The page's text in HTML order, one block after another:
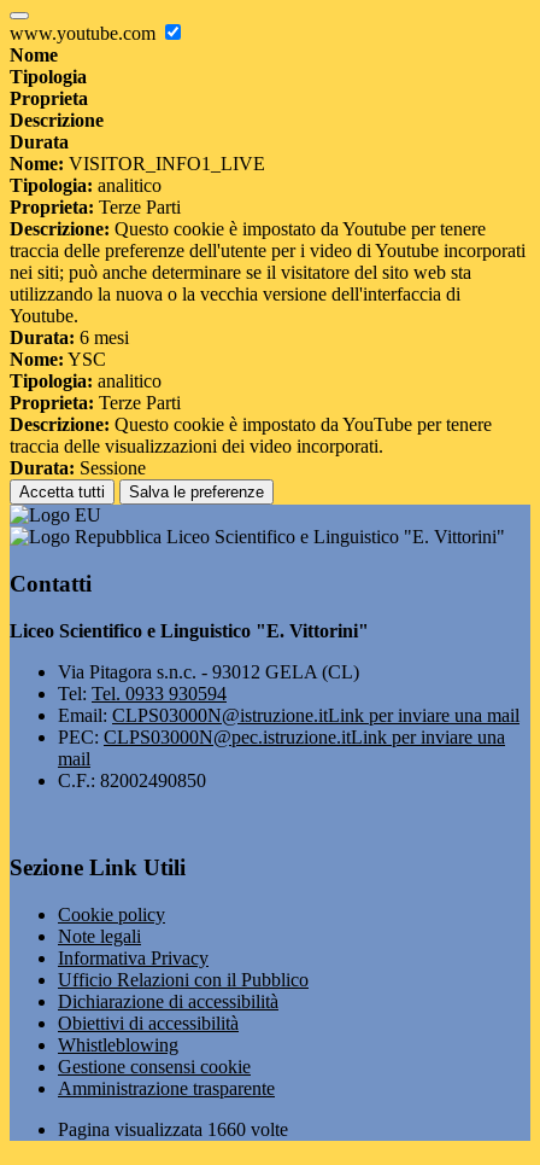
www.youtube.com
Nome
Tipologia
Proprieta
Descrizione
Durata
Nome: VISITOR_INFO1_LIVE
Tipologia: analitico
Proprieta: Terze Parti
Descrizione: Questo cookie è impostato da Youtube per tenere
traccia delle preferenze dell'utente per i video di Youtube incorporati
nei siti; può anche determinare se il visitatore del sito web sta
utilizzando la nuova o la vecchia versione dell'interfaccia di
Youtube.
Durata: 6 mesi
Nome: YSC
Tipologia: analitico
Proprieta: Terze Parti
Descrizione: Questo cookie è impostato da YouTube per tenere
traccia delle visualizzazioni dei video incorporati.
Durata: Sessione
Accetta tutti Salva le preferenze
Liceo Scientifico e Linguistico "E. Vittorini"
Contatti
Liceo Scientifico e Linguistico "E. Vittorini"
Via Pitagora s.n.c. - 93012 GELA (CL)
Tel: Tel. 0933 930594
Email: CLPS03000N@istruzione.itLink per inviare una mail
PEC: CLPS03000N@pec.istruzione.itLink per inviare una
mail
C.F.: 82002490850
Sezione Link Utili
Cookie policy
Note legali
Informativa Privacy
Ufficio Relazioni con il Pubblico
Dichiarazione di accessibilità
Obiettivi di accessibilità
Whistleblowing
Gestione consensi cookie
Amministrazione trasparente
Pagina visualizzata 1660 volte